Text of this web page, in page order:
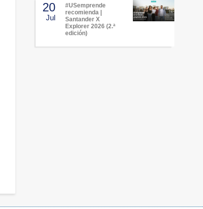
20
Jul
#USemprende
recomienda |
Santander X
Explorer 2026 (2.ª
edición)